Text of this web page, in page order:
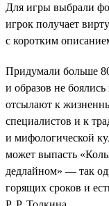
Для игры выбрали
игрок получает
с коротким
Придумали больше
и образов не
отсылают к
специалистов и к
и мифологической
может выпасть
дедлайном» — так
горящих сроков и